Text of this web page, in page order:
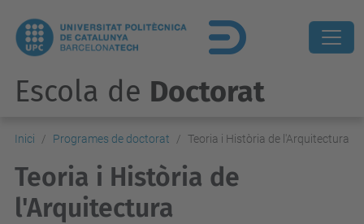
Escola de Doctorat
Inici Programes de doctorat Teoria i Història de l'Arquitectura
Teoria i Història de
l'Arquitectura